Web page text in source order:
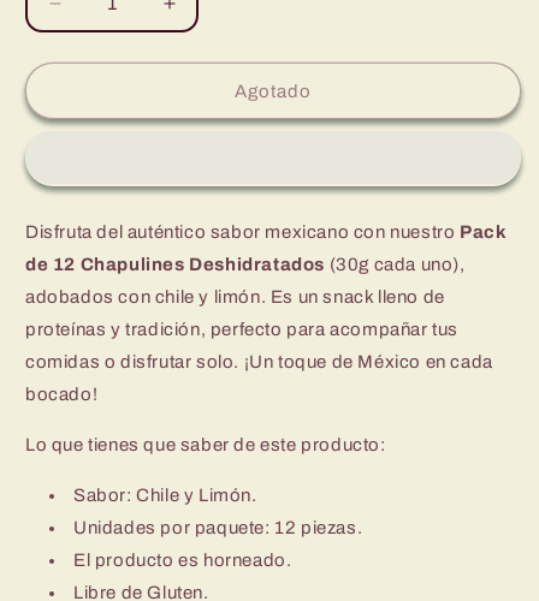
Reducir
cantidad
para
Adobados
30g,
Aumentar
cantidad
para
Chapulines
Adobados
30g,
Agotado
Disfruta del auténtico sabor mexicano con nuestro Pack
de 12 Chapulines Deshidratados (30g cada uno),
adobados con chile y limón. Es un snack lleno de
proteínas y tradición, perfecto para acompañar tus
comidas o disfrutar solo. ¡Un toque de México en cada
bocado!
Lo que tienes que saber de este producto:
Sabor: Chile y Limón.
Unidades por paquete: 12 piezas.
El producto es horneado.
Libre de Gluten.